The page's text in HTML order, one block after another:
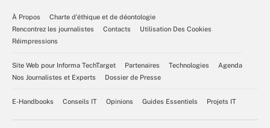
À Propos
Charte d’éthique et de déontologie
Rencontrez les journalistes
Contacts
Utilisation Des Cookies
Réimpressions
Site Web pour Informa TechTarget Partenaires Technologies
Agenda
Nos Journalistes et Experts
Dossier de Presse
E-Handbooks Conseils IT Opinions Guides Essentiels Projets IT